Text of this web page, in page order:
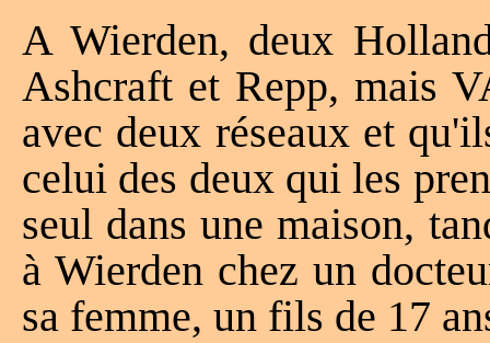
A Wierden, deux
Ashcraft et Repp, mais
avec deux réseaux et
celui des deux qui les
seul dans une maison,
à Wierden chez un
sa femme, un fils de 17